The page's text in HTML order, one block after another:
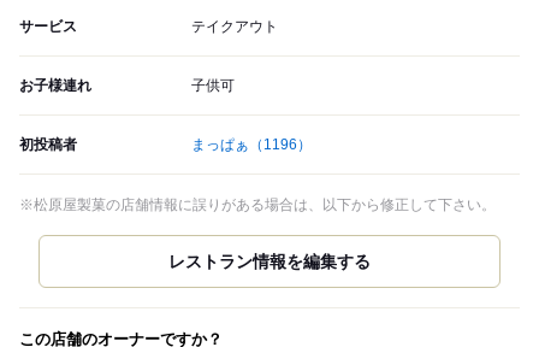
サービス テイクアウト
お子様連れ 子供可
初投稿者 まっぱぁ （1196）
※松原屋製菓の店舗情報に誤りがある場合は、以下から修正して下さい。
この店舗のオーナーですか？